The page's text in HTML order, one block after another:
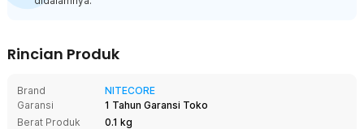
Rincian Produk
Brand
NITECORE
Garansi
1 Tahun Garansi Toko
Berat Produk
0.1 kg